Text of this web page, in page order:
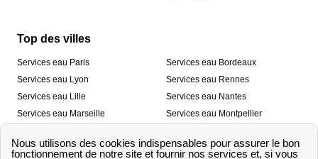
Top des villes
Services eau Paris
Services eau Lyon
Services eau Lille
Services eau Marseille
Services eau Toulon
Services eau Bordeaux
Services eau Rennes
Services eau Nantes
Services eau Montpellier
Services eau Strasbourg